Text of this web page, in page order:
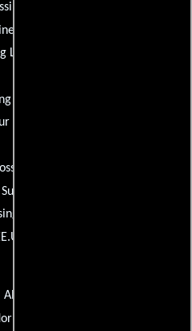
Lines
Lines
Lines
(Título Inglés):
Lines
Suecia:
Lines
Alemania: 16
12